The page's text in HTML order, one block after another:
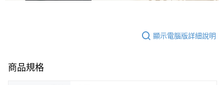
顯示電腦版詳細說明
商品規格